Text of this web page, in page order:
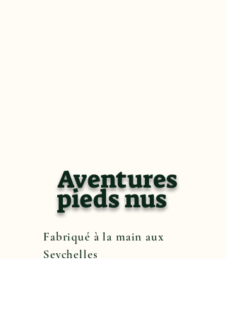
Aventures
pieds nus
Fabriqué à la main aux
Seychelles